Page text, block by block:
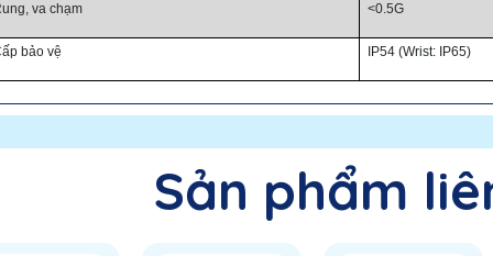
va chạm <0.5G
bảo vệ IP54 (Wrist: IP65)
Sản phẩm